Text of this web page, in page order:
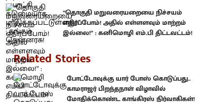
“தொகுதி மறுவரையறையை நிச்சயம்
எதிர்ப்போம்! அதில் எள்ளளவும் மாற்றம்
இல்லை!” : கனிமொழி எம்.பி திட்டவட்டம்!
Related Stories
போட்டோவுக்கு யார் போஸ் கொடுப்பது..
காமராஜர் பிறந்தநாள் விழாவில்
மோதிக்கொண்ட காங்கிரஸ் நிர்வாகிகள்!